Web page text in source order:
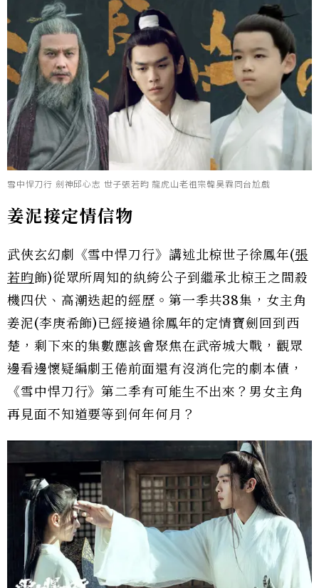
雪中悍刀行 劍神邱心志 世子張若昀 龍虎山老祖宗韓昊霖同台尬戲
姜泥接定情信物
武俠玄幻劇《雪中悍刀行》講述北椋世子徐鳳年(張
若昀飾)從眾所周知的紈絝公子到繼承北椋王之間殺
機四伏、高潮迭起的經歷。第一季共38集，女主角
姜泥(李庚希飾)已經接過徐鳳年的定情寶劍回到西
楚，剩下來的集數應該會聚焦在武帝城大戰，觀眾
邊看邊懷疑編劇王倦前面還有沒消化完的劇本債，
《雪中悍刀行》第二季有可能生不出來？男女主角
再見面不知道要等到何年何月？